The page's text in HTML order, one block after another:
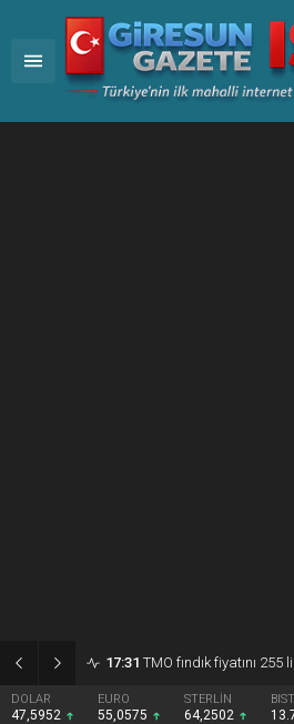
17:31 TMO fındık fiyatını 255
DOLAR
47,5952
EURO
55,0575
STERLİN
64,2502